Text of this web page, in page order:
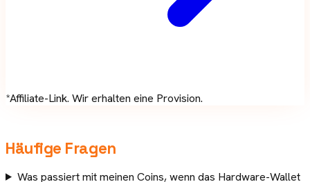
*Affiliate-Link. Wir erhalten eine Provision.
Häufige Fragen
Was passiert mit meinen Coins, wenn das Hardware-Wallet